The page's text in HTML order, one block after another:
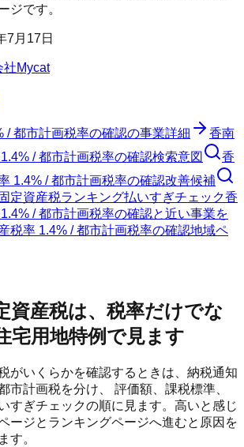
ジです。
7月17日
社Mycat
/ 都市計画税率の確認の事業詳細
香南
/ 都市計画税率の確認検索意図
香
1.4% / 都市計画税率の確認改善候補
固定資産税ランキング払いすぎチェック香
/ 都市計画税率の確認と近い事業を
税率 1.4% / 都市計画税率の確認地域ペ
資産税は、税率だけでな
宅用地特例で見ます
がいくらかを確認するときは、納税通知
市計画税を分け、 評価額、課税標準、
すぎチェックの順に見ます。高いと感じ
ージとランキングページへ進むと原因を
す。